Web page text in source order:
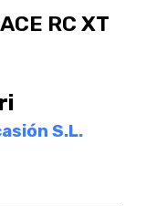
RC XT
S.L.